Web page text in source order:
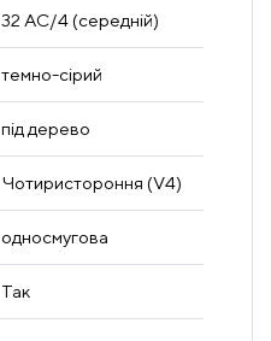
32 AC/4 (середній)
темно-сірий
під дерево
Чотиристороння (V4)
односмугова
Так